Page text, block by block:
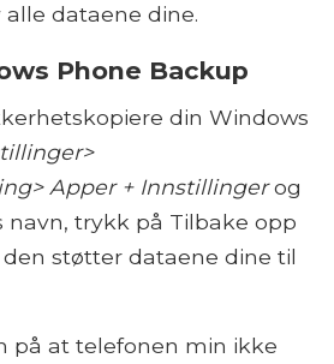
dataene dine.
Phone Backup
din Windows
Apper + Innstillingerog
navn, trykk på Tilbake opp
den støtter dataene dine til
på at telefonen min ikke